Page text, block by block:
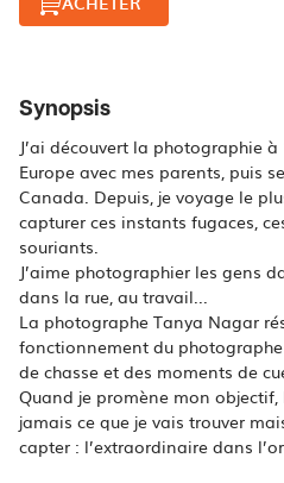
Synopsis
J’ai découvert la photographie
Europe avec mes parents, puis
Canada. Depuis, je voyage le
capturer ces instants fugaces,
souriants.
J’aime photographier les gens
dans la rue, au travail...
La photographe Tanya Nagar
fonctionnement du
de chasse et des moments de
Quand je promène mon
jamais ce que je vais trouver
capter : l’extraordinaire dans